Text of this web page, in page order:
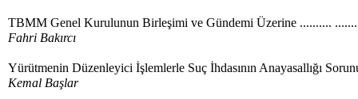
TBMM Genel Kurulunun Birleşimi ve Gündemi Üzerine ..........
Fahri Bakırcı
Yürütmenin Düzenleyici İşlemlerle Suç İhdasının Anayasallığı
Kemal Başlar